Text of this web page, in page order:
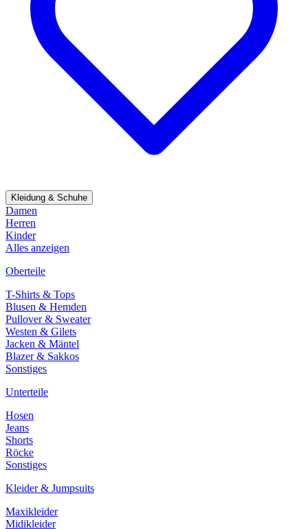
Kleidung & Schuhe
Damen
Herren
Kinder
Alles anzeigen
Oberteile
T-Shirts & Tops
Blusen & Hemden
Pullover & Sweater
Westen & Gilets
Jacken & Mäntel
Blazer & Sakkos
Sonstiges
Unterteile
Hosen
Jeans
Shorts
Röcke
Sonstiges
Kleider & Jumpsuits
Maxikleider
Midikleider